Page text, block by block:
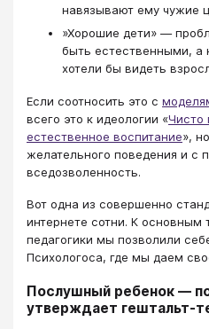
навязывают ему чужие
»Хорошие дети» —
быть естественными, а
хотели бы видеть
Если соотносить это с
всего это к идеологии «Чисто
естественное воспитание»,
желательного поведения и с
вседозволенность.
Вот одна из совершенно
интернете сотни. К основным
педагогики мы позволили
Психологоса, где мы даем
Послушный ребенок —
утверждает гештальт-